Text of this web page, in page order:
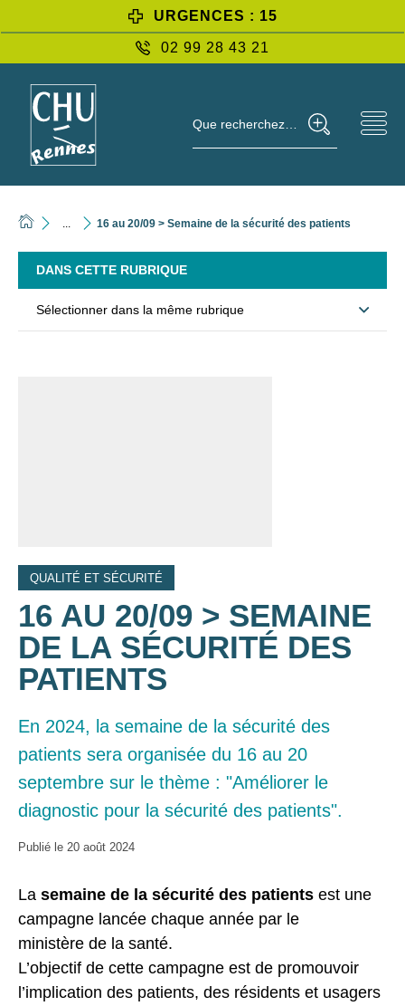
URGENCES : 15
02 99 28 43 21
Que recherchez-vous ?
16 au 20/09 > Semaine de la sécurité des patients
DANS CETTE RUBRIQUE
Sélectionner dans la même rubrique
QUALITÉ ET SÉCURITÉ
16 AU 20/09 > SEMAINE
DE LA SÉCURITÉ DES
PATIENTS
En 2024, la semaine de la sécurité des
patients sera organisée du 16 au 20
septembre sur le thème : "Améliorer le
diagnostic pour la sécurité des patients".
Publié le 20 août 2024
La semaine de la sécurité des patients est une
campagne lancée chaque année par le
ministère de la santé.
L’objectif de cette campagne est de promouvoir
l’implication des patients, des résidents et usagers